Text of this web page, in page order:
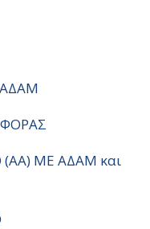
ΜΕ ΑΔΑΜ και